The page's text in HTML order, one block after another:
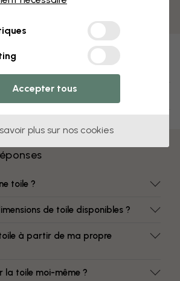
toile ?
de toile disponibles ?
toile à partir de ma propre
la toile moi-même ?
Accepter tous
plus sur nos cookies